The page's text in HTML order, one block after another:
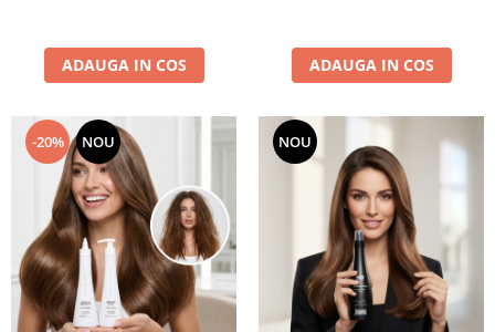
ADAUGA IN COS ADAUGA IN COS
-20% NOU NOU